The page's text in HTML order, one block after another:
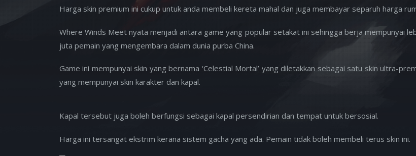
Harga skin premium ini cukup untuk anda membeli kereta mahal dan juga membayar separuh harga
Where Winds Meet nyata menjadi antara game yang popular setakat ini sehingga berja mempunyai
juta pemain yang mengembara dalam dunia purba China.
Game ini mempunyai skin yang bernama ‘Celestial Mortal’ yang diletakkan sebagai satu skin ultra-
yang mempunyai skin karakter dan kapal.
Kapal tersebut juga boleh berfungsi sebagai kapal persendirian dan tempat untuk bersosial.
Harga ini tersangat ekstrim kerana sistem gacha yang ada. Pemain tidak boleh membeli terus skin ini.